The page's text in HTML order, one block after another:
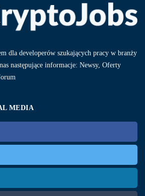
dla developerów szukających pracy w branży
następujące informacje: Newsy, Oferty
MEDIA